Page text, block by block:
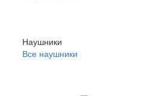
Наушники
Все наушники